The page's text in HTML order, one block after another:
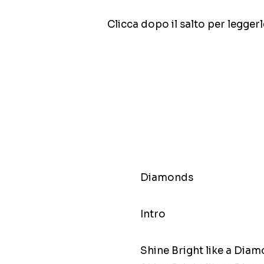
Clicca dopo il salto per
Diamonds
Intro
Shine Bright like a